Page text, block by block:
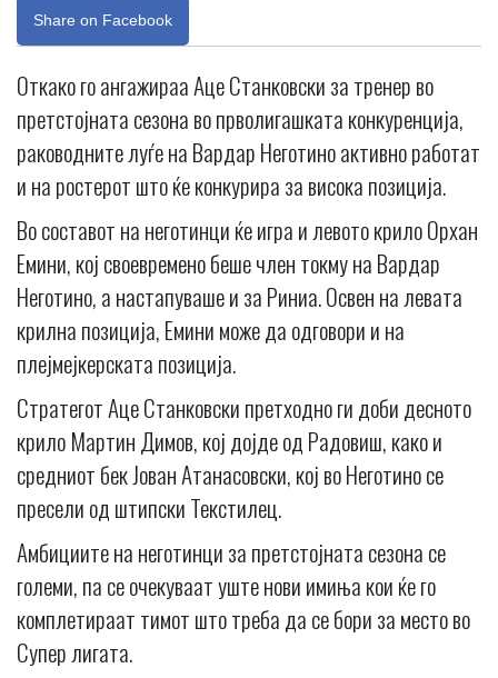
Share on Facebook
Откако го ангажираа Аце Станковски за тренер во
претстојната сезона во прволигашката конкуренција,
раководните луѓе на Вардар Неготино активно работат
и на ростерот што ќе конкурира за висока позиција.
Во составот на неготинци ќе игра и левото крило Орхан
Емини, кој своевремено беше член токму на Вардар
Неготино, а настапуваше и за Риниа. Освен на левата
крилна позиција, Емини може да одговори и на
плејмејкерската позиција.
Стратегот Аце Станковски претходно ги доби десното
крило Мартин Димов, кој дојде од Радовиш, како и
средниот бек Јован Атанасовски, кој во Неготино се
пресели од штипски Текстилец.
Амбициите на неготинци за претстојната сезона се
големи, па се очекуваат уште нови имиња кои ќе го
комплетираат тимот што треба да се бори за место во
Супер лигата.